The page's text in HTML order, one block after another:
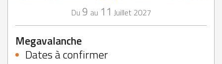
Du 9 au 11 Juillet 2027
Megavalanche
Dates à confirmer